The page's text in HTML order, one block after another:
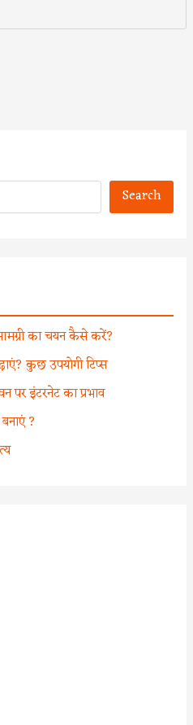
Search
का चयन कैसे करें?
कुछ उपयोगी टिप्स
पर इंटरनेट का प्रभाव
?